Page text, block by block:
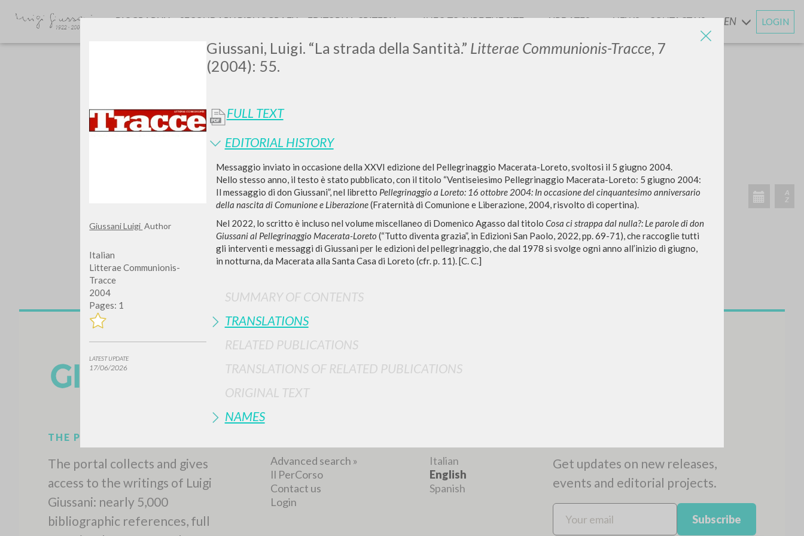
Giussani Luigi Author
Italian
Litterae Communionis-
Tracce
2004
Pages: 1
LATEST UPDATE
17/06/2026
Giussani, Luigi. “La strada della Santità.” Litterae Communionis-Tracce, 7
(2004): 55.
FULL TEXT
EDITORIAL HISTORY
Messaggio inviato in occasione della XXVI edizione del Pellegrinaggio Macerata-Loreto, svoltosi il 5 giugno 2004.
Nello stesso anno, il testo è stato pubblicato, con il titolo “Ventiseiesimo Pellegrinaggio Macerata-Loreto: 5 giugno 2004:
Il messaggio di don Giussani”, nel libretto Pellegrinaggio a Loreto: 16 ottobre 2004: In occasione del cinquantesimo anniversario
della nascita di Comunione e Liberazione(Fraternità di Comunione e Liberazione, 2004, risvolto di copertina).
Nel 2022, lo scritto è incluso nel volume miscellaneo di Domenico Agasso dal titolo Cosa ci strappa dal nulla?: Le parole di don
Giussani al Pellegrinaggio Macerata-Loreto (“Tutto diventa grazia”, in Edizioni San Paolo, 2022, pp. 69-71), che raccoglie tutti
gli interventi e messaggi di Giussani per le edizioni del pellegrinaggio, che dal 1978 si svolge ogni anno all’inizio di giugno,
in notturna, da Macerata alla Santa Casa di Loreto (cfr. p. 11). [C. C.]
SUMMARY OF CONTENTS
TRANSLATIONS
RELATED PUBLICATIONS
TRANSLATIONS OF RELATED PUBLICATIONS
ORIGINAL TEXT
NAMES
LUIGI
GIUSSANI
scritti
BIOGRAPHY SECONDARY BIBLIOGRAFY EDITORIAL CRITERIA INFO TO SURF THE SITE UPDATESANDNEWS CONTACT US EN LOGIN
Do you want even more precise results? Use the
View details by type
TYPE OF WORK LANGUAGE RECENT ACTIVITIES